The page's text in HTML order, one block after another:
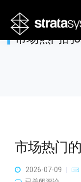
市场热门的
市场热门
2026-07-09